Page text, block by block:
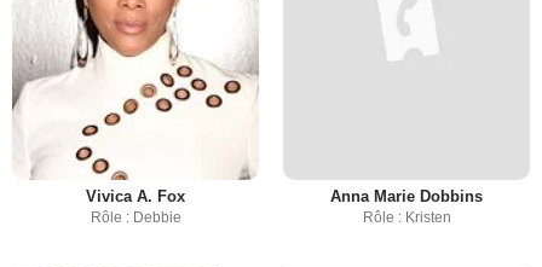
Vivica A. Fox
Rôle : Debbie
Anna Marie Dobbins
Rôle : Kristen